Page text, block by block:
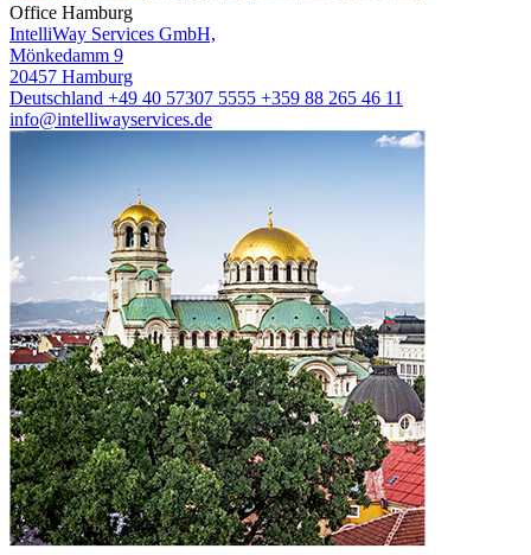
Office Hamburg
IntelliWay Services GmbH,
Mönkedamm 9
20457 Hamburg
Deutschland +49 40 57307 5555 +359 88 265 46 11
info@intelliwayservices.de